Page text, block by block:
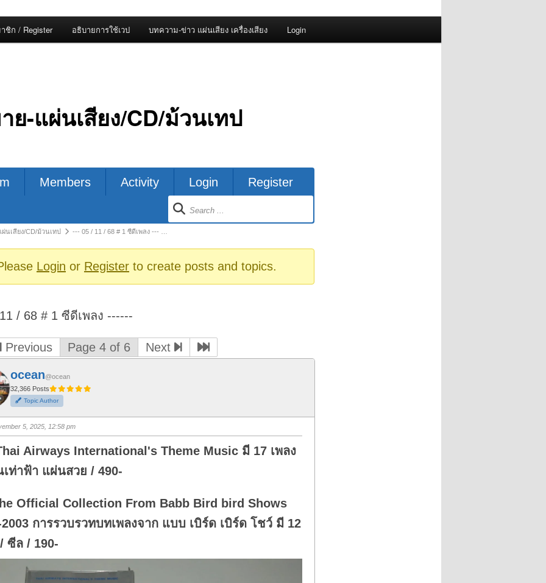
ชิก / Register อธิบายการใช้เวป บทความ-ข่าว แผ่นเสียง เครื่องเสียง Login
ย-แผ่นเสียง/CD/ม้วนเทป
Members Activity Login Register
นเสียง/CD/ม้วนเทป --- 05 / 11 / 68 # 1 ซีดีเพลง --- …
Login or Registerto create posts and topics.
/ 68 # 1 ซีดีเพลง ------
Previous Page 4 of 6 Next
ocean@ocean
32,366 Posts
Topic Author
5, 2025, 12:58 pm
Airways International's Theme Music มี 17 เพลง
ท่าฟ้า แผ่นสวย / 490-
Official Collection From Babb Bird bird Shows
2003 การรวบรวทบทเพลงจาก แบบ เบิร์ด เบิร์ด โชว์ มี 12
ซีล / 190-